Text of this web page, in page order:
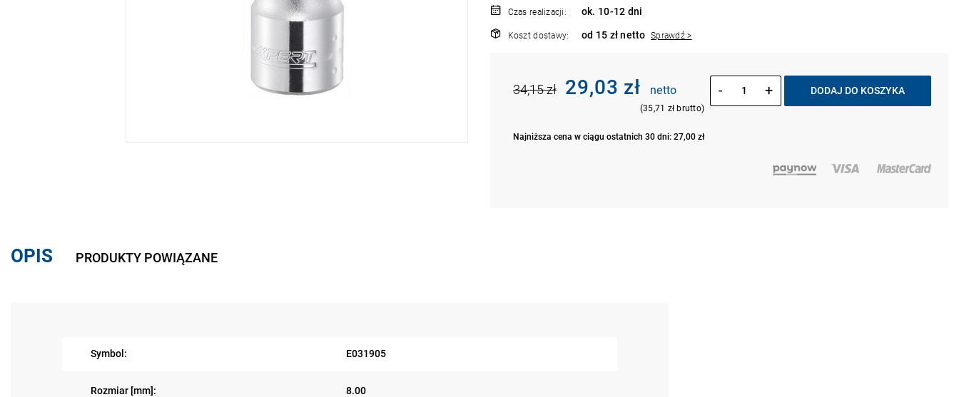
Czas realizacji: ok. 10-12 dni
Koszt dostawy: od 15 zł netto Sprawdź >
34,15 zł 29,03 zł netto
(35,71 zł brutto)
Najniższa cena w ciągu ostatnich 30 dni: 27,00 zł
- + DODAJ DO KOSZYKA
OPIS PRODUKTY POWIĄZANE
Symbol: E031905
Rozmiar [mm]: 8.00